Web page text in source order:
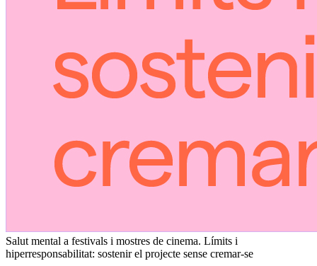
Salut mental a festivals i mostres de cinema. Límits i
hiperresponsabilitat: sostenir el projecte sense cremar-se